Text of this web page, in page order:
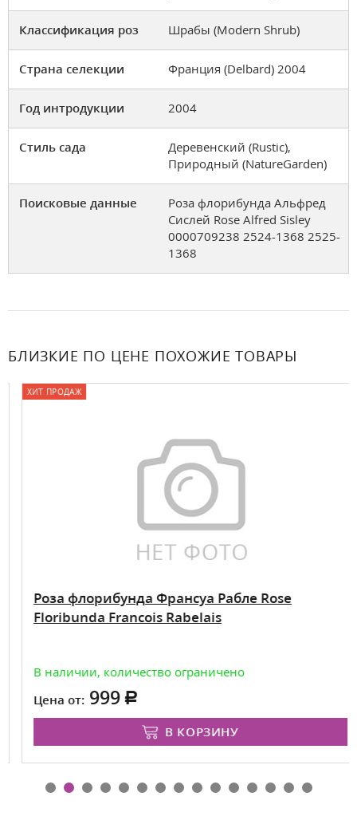
Классификация роз Шрабы (Modern Shrub)
Страна селекции Франция (Delbard) 2004
Год интродукции 2004
Стиль сада
Деревенский (Rustic),
Природный (NatureGarden)
Поисковые данные
Роза флорибунда Альфред
Сислей Rose Alfred Sisley
0000709238 2524-1368 2525-
1368
БЛИЗКИЕ ПО ЦЕНЕ ПОХОЖИЕ ТОВАРЫ
ХИТ ПРОДАЖ
Роза флорибунда Франсуа Рабле Rose
Floribunda Francois Rabelais
В наличии, количество ограничено
Цена от: 999
В КОРЗИНУ